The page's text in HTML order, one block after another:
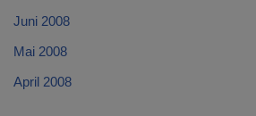
Juni 2008
Mai 2008
April 2008